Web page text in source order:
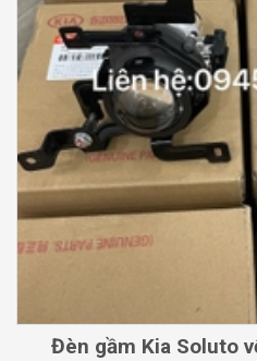
Đèn gầm Kia Soluto